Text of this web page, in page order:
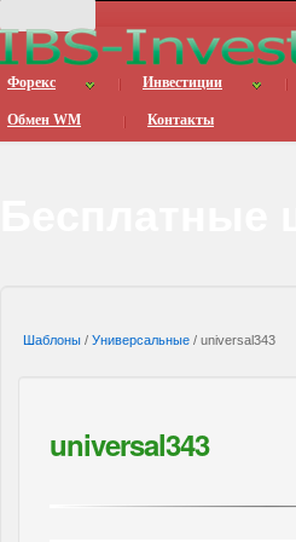
Форекс Инвестиции
Обмен WM Контакты
Шаблоны / Универсальные / universal343
universal343